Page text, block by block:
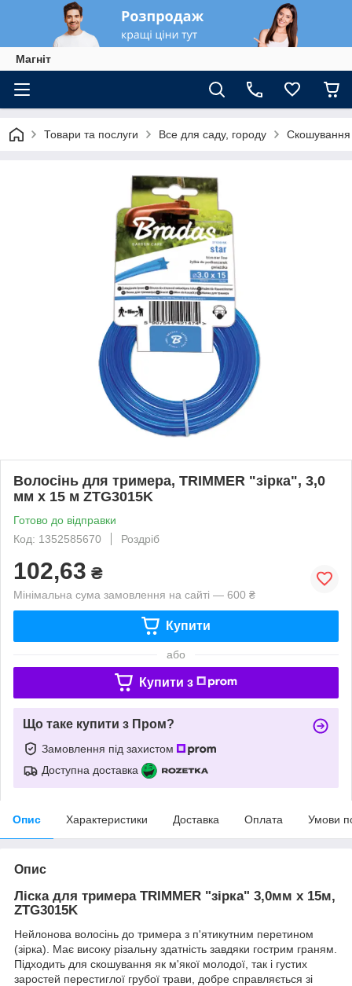
Магніт
Товари та послуги Все для саду, городу Скошування
Волосінь для тримера, TRIMMER "зірка", 3,0
мм х 15 м ZTG3015K
Готово до відправки
Код: 1352585670
Роздріб
102,63 ₴
Мінімальна сума замовлення на сайті — 600 ₴
Купити
або
Купити з
Що таке купити з Пром?
Замовлення під захистом
Доступна доставка
Опис Характеристики Доставка Оплата Умови
Опис
Ліска для тримера TRIMMER "зірка" 3,0мм х 15м,
ZTG3015K
Нейлонова волосінь до тримера з п'ятикутним перетином
(зірка). Має високу різальну здатність завдяки гострим граням.
Підходить для скошування як м'якої молодої, так і густих
заростей перестиглої грубої трави, добре справляється зі